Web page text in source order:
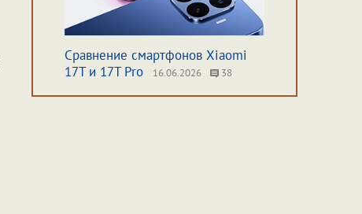
Сравнение смартфонов Xiaomi
17T и 17T Pro
16.06.2026 38